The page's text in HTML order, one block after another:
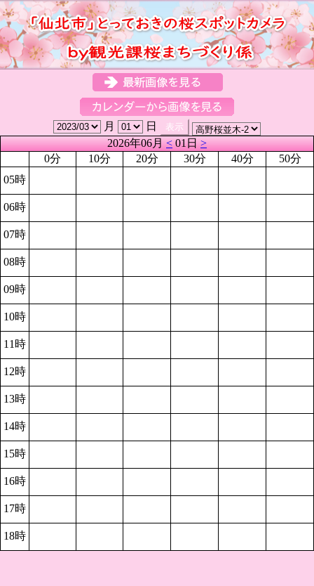
月
日
2026年06月<01日>
0分
10分 20分 30分 40分
50分
05時
06時
07時
08時
09時
10時
11時
12時
13時
14時
15時
16時
17時
18時